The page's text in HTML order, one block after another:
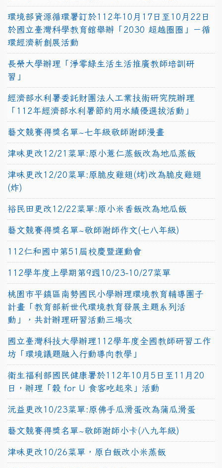
環境部資源循環署訂於112年10月17日至10月22日
於國立臺灣科學教育館舉辦「2030 超越圈圈」－循
環經濟新創展活動
長榮大學辦理「淨零綠生活生活推廣教師培訓研
習」
經濟部水利署委託財團法人工業技術研究院辦理
「112年經濟部水利署節約用水績優選拔活動」
藝文競賽得獎名單~七年級敬師謝師漫畫
津味更改12/21菜單:原小薏仁蒸飯改為地瓜蒸飯
津味更改12/20菜單:原脆皮雞翅(烤)改為脆皮雞翅
(炸)
裕民田更改12/22菜單:原小米香飯改為地瓜飯
藝文競賽得獎名單~敬師謝師作文(七八年級)
112仁和國中第51屆校慶暨運動會
112學年度上學期第9週10/23-10/27菜單
桃園市平鎮區南勢國民小學辦理環境教育輔導團子
計畫「教育部新世代環境教育發展主題系列活
動」，共計辦理研習活動三場次
國立臺灣科技大學辦理112學年度全國教師研習工作
坊「環境議題融入行動導向教學」
衛生福利部國民健康署於112年10月5日至11月20
日，辦理「穀 for U 食客吃起來」活動
沅益更改10/23菜單:原佛手瓜滑蛋改為蒲瓜滑蛋
藝文競賽得獎名單~敬師謝師小卡(八九年級)
津味更改10/26菜單，原白飯改小米蒸飯